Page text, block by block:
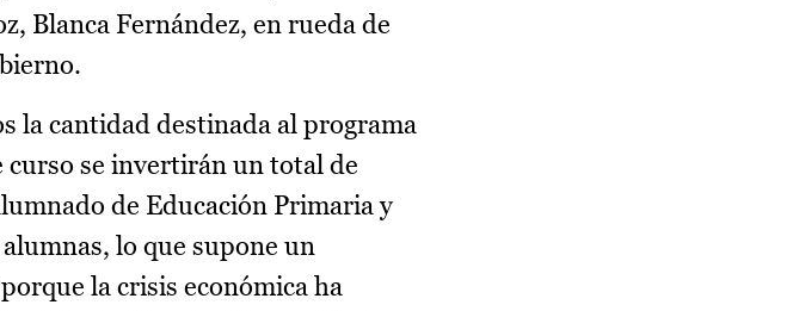
Blanca Fernández, en rueda de
la cantidad destinada al programa
curso se invertirán un total de
de Educación Primaria y
lo que supone un
la crisis económica ha